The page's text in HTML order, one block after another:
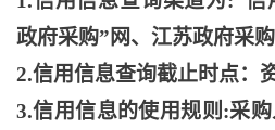
政府采购”网、江苏政府采购
2.信用信息查询截止时点：
3.信用信息的使用规则:采